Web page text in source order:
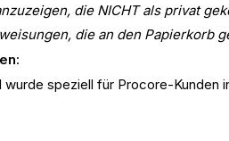
die NICHT als privat
die an den Papierkorb
:
speziell für Procore-Kunden